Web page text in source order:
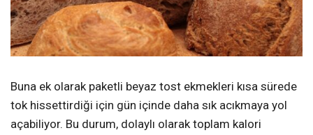
Buna ek olarak paketli beyaz tost ekmekleri kısa sürede
tok hissettirdiği için gün içinde daha sık acıkmaya yol
açabiliyor. Bu durum, dolaylı olarak toplam kalori